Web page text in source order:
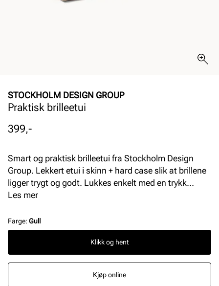
STOCKHOLM DESIGN GROUP
Praktisk brilleetui
Pris
399,-
Smart og praktisk brilleetui fra Stockholm Design
Group. Lekkert etui i skinn + hard case slik at brillene
ligger trygt og godt. Lukkes enkelt med en trykk
knapp i front. Supert gavetips! Mål: L = 15,5 cm, H= 6
Les mer
Farge: Gull
Klikk og hent
Kjøp online